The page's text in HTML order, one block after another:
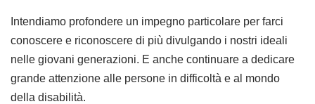
Intendiamo profondere un impegno particolare per farci
conoscere e riconoscere di più divulgando i nostri ideali
nelle giovani generazioni. E anche continuare a dedicare
grande attenzione alle persone in difficoltà e al mondo
della disabilità.